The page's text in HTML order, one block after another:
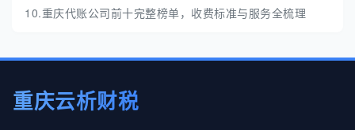
10.重庆代账公司前十完整榜单，收费标准与服务全梳理
重庆云析财税